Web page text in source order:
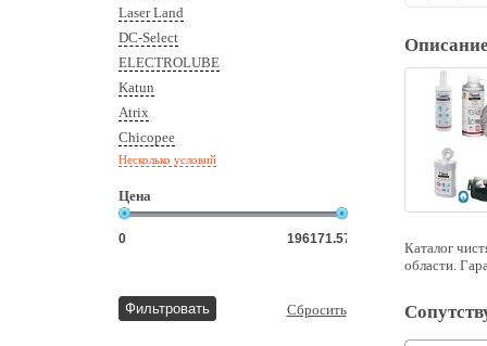
Laser Land
DC-Select
ELECTROLUBE
Katun
Atrix
Chicopee
Несколько условий
Цена
Сбросить
Каталог
области.